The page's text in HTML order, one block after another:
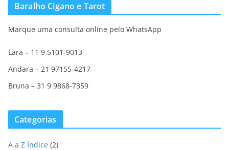
Baralho Cigano e Tarot
Marque uma consulta online pelo WhatsApp
Lara – 11 9 5101-9013
Andara – 21 97155-4217
Bruna – 31 9 9868-7359
Categorias
A a Z Índice (2)